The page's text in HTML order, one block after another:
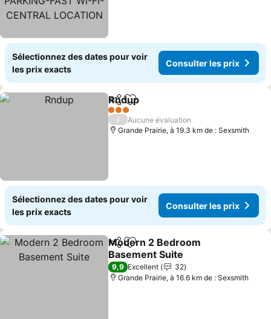
Sélectionnez des dates pour voir
les prix exacts
Consulter les prix
PartagerAjouter à mes favoris
Rndup
3 Étoiles
/
Aucune évaluation
Grande Prairie, à 19.3 km de : Sexsmith
Sélectionnez des dates pour voir
les prix exacts
Consulter les prix
PartagerAjouter à mes favoris
Modern 2 Bedroom
Basement Suite
9,9 Excellent
32
Grande Prairie, à 16.6 km de : Sexsmith